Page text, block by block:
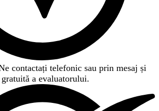
contactați telefonic sau prin mesaj și
a evaluatorului.